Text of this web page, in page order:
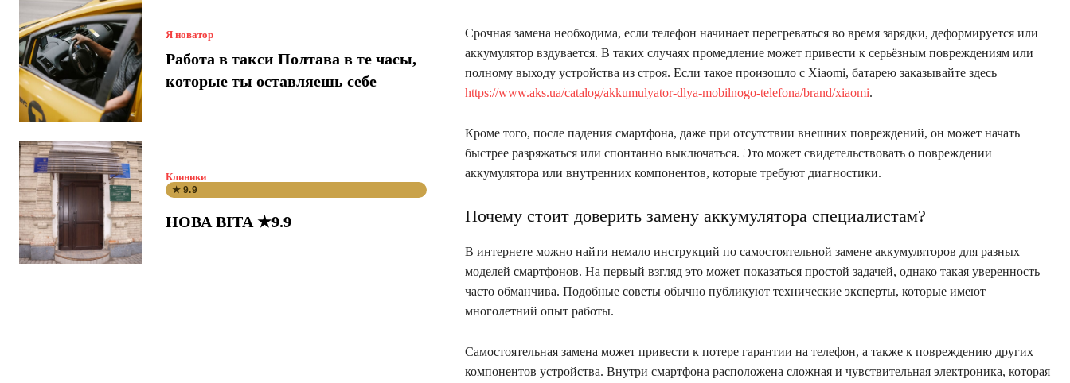
Я новатор
Работа в такси Полтава в те часы,
которые ты оставляешь себе
Клиники
★ 9.9
НОВА ВІТА ★9.9
Срочная замена необходима, если телефон начинает перегреваться во время зарядки, деформируется или
аккумулятор вздувается. В таких случаях промедление может привести к серьёзным повреждениям или
полному выходу устройства из строя. Если такое произошло с Xiaomi, батарею заказывайте здесь
https://www.aks.ua/catalog/akkumulyator-dlya-mobilnogo-telefona/brand/xiaomi.
Кроме того, после падения смартфона, даже при отсутствии внешних повреждений, он может начать
быстрее разряжаться или спонтанно выключаться. Это может свидетельствовать о повреждении
аккумулятора или внутренних компонентов, которые требуют диагностики.
Почему стоит доверить замену аккумулятора специалистам?
В интернете можно найти немало инструкций по самостоятельной замене аккумуляторов для разных
моделей смартфонов. На первый взгляд это может показаться простой задачей, однако такая уверенность
часто обманчива. Подобные советы обычно публикуют технические эксперты, которые имеют
многолетний опыт работы.
Самостоятельная замена может привести к потере гарантии на телефон, а также к повреждению других
компонентов устройства. Внутри смартфона расположена сложная и чувствительная электроника, которая